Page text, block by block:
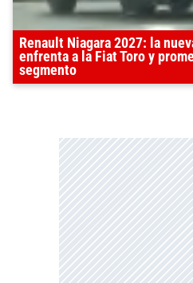
Renault Niagara 2027: la
enfrenta a la Fiat Toro y
segmento